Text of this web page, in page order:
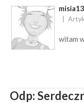
misia13
witam
Odp: